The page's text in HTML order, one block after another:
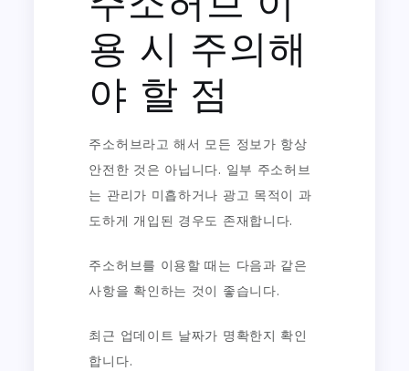
용 시 주의해
야 할 점
주소허브라고 해서 모든 정보가 항상
안전한 것은 아닙니다. 일부 주소허브
는 관리가 미흡하거나 광고 목적이 과
도하게 개입된 경우도 존재합니다.
주소허브를 이용할 때는 다음과 같은
사항을 확인하는 것이 좋습니다.
최근 업데이트 날짜가 명확한지 확인
합니다.